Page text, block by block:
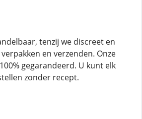
tenzij we discreet en
en verzenden. Onze
gegarandeerd. U kunt elk
zonder recept.